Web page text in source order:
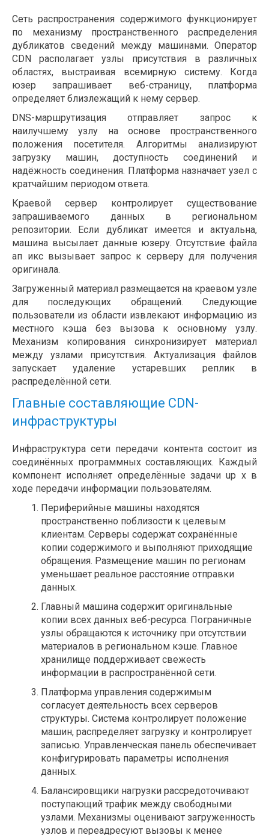
Сеть распространения содержимого функционирует
по механизму пространственного распределения
дубликатов сведений между машинами. Оператор
CDN располагает узлы присутствия в различных
областях, выстраивая всемирную систему. Когда
юзер запрашивает веб-страницу, платформа
определяет близлежащий к нему сервер.
DNS-маршрутизация отправляет запрос к
наилучшему узлу на основе пространственного
положения посетителя. Алгоритмы анализируют
загрузку машин, доступность соединений и
надёжность соединения. Платформа назначает узел с
кратчайшим периодом ответа.
Краевой сервер контролирует существование
запрашиваемого данных в региональном
репозитории. Если дубликат имеется и актуальна,
машина высылает данные юзеру. Отсутствие файла
ап икс вызывает запрос к серверу для получения
оригинала.
Загруженный материал размещается на краевом узле
для последующих обращений. Следующие
пользователи из области извлекают информацию из
местного кэша без вызова к основному узлу.
Механизм копирования синхронизирует материал
между узлами присутствия. Актуализация файлов
запускает удаление устаревших реплик в
распределённой сети.
Главные составляющие CDN-
инфраструктуры
Инфраструктура сети передачи контента состоит из
соединённых программных составляющих. Каждый
компонент исполняет определённые задачи up x в
ходе передачи информации пользователям.
Периферийные машины находятся
пространственно поблизости к целевым
клиентам. Серверы содержат сохранённые
копии содержимого и выполняют приходящие
обращения. Размещение машин по регионам
уменьшает реальное расстояние отправки
данных.
Главный машина содержит оригинальные
копии всех данных веб-ресурса. Пограничные
узлы обращаются к источнику при отсутствии
материалов в региональном кэше. Главное
хранилище поддерживает свежесть
информации в распространённой сети.
Платформа управления содержимым
согласует деятельность всех серверов
структуры. Система контролирует положение
машин, распределяет загрузку и контролирует
записью. Управленческая панель обеспечивает
конфигурировать параметры исполнения
данных.
Балансировщики нагрузки рассредоточивают
поступающий трафик между свободными
узлами. Механизмы оценивают загруженность
узлов и переадресуют вызовы к менее